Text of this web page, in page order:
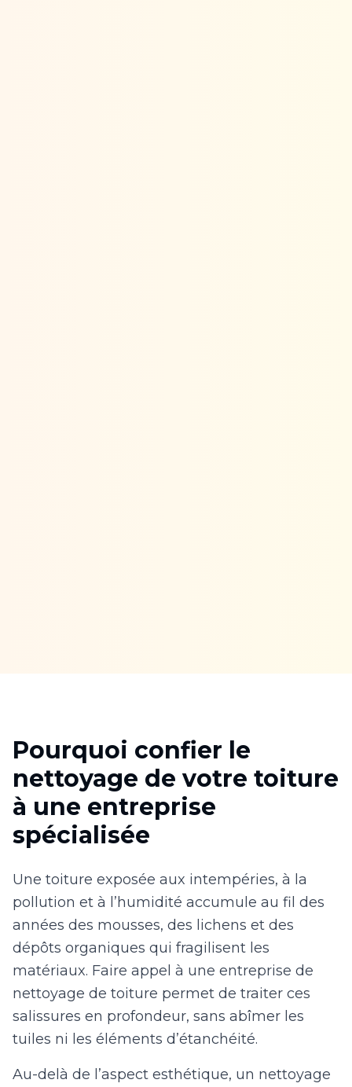
Pourquoi confier le
nettoyage de votre toiture
à une entreprise
spécialisée
Une toiture exposée aux intempéries, à la
pollution et à l’humidité accumule au fil des
années des mousses, des lichens et des
dépôts organiques qui fragilisent les
matériaux. Faire appel à une entreprise de
nettoyage de toiture permet de traiter ces
salissures en profondeur, sans abîmer les
tuiles ni les éléments d’étanchéité.
Au-delà de l’aspect esthétique, un nettoyage